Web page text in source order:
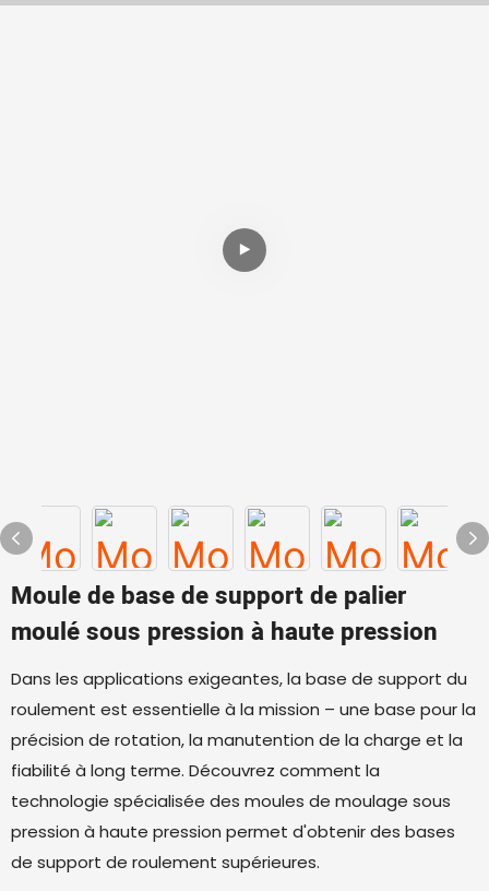
Moule de base de support de palier
moulé sous pression à haute pression
Dans les applications exigeantes, la base de support du
roulement est essentielle à la mission – une base pour la
précision de rotation, la manutention de la charge et la
fiabilité à long terme. Découvrez comment la
technologie spécialisée des moules de moulage sous
pression à haute pression permet d'obtenir des bases
de support de roulement supérieures.